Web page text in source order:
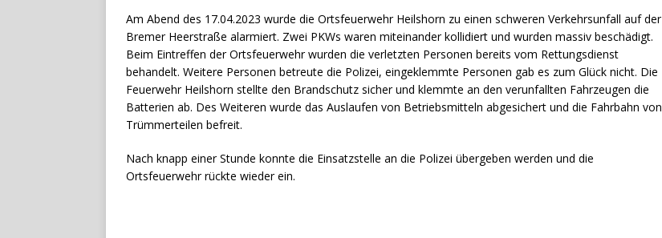
Am Abend des 17.04.2023 wurde die Ortsfeuerwehr Heilshorn zu einen schweren Verkehrsunfall auf der
Bremer Heerstraße alarmiert. Zwei PKWs waren miteinander kollidiert und wurden massiv beschädigt.
Beim Eintreffen der Ortsfeuerwehr wurden die verletzten Personen bereits vom Rettungsdienst
behandelt. Weitere Personen betreute die Polizei, eingeklemmte Personen gab es zum Glück nicht. Die
Feuerwehr Heilshorn stellte den Brandschutz sicher und klemmte an den verunfallten Fahrzeugen die
Batterien ab. Des Weiteren wurde das Auslaufen von Betriebsmitteln abgesichert und die Fahrbahn von
Trümmerteilen befreit.
Nach knapp einer Stunde konnte die Einsatzstelle an die Polizei übergeben werden und die
Ortsfeuerwehr rückte wieder ein.